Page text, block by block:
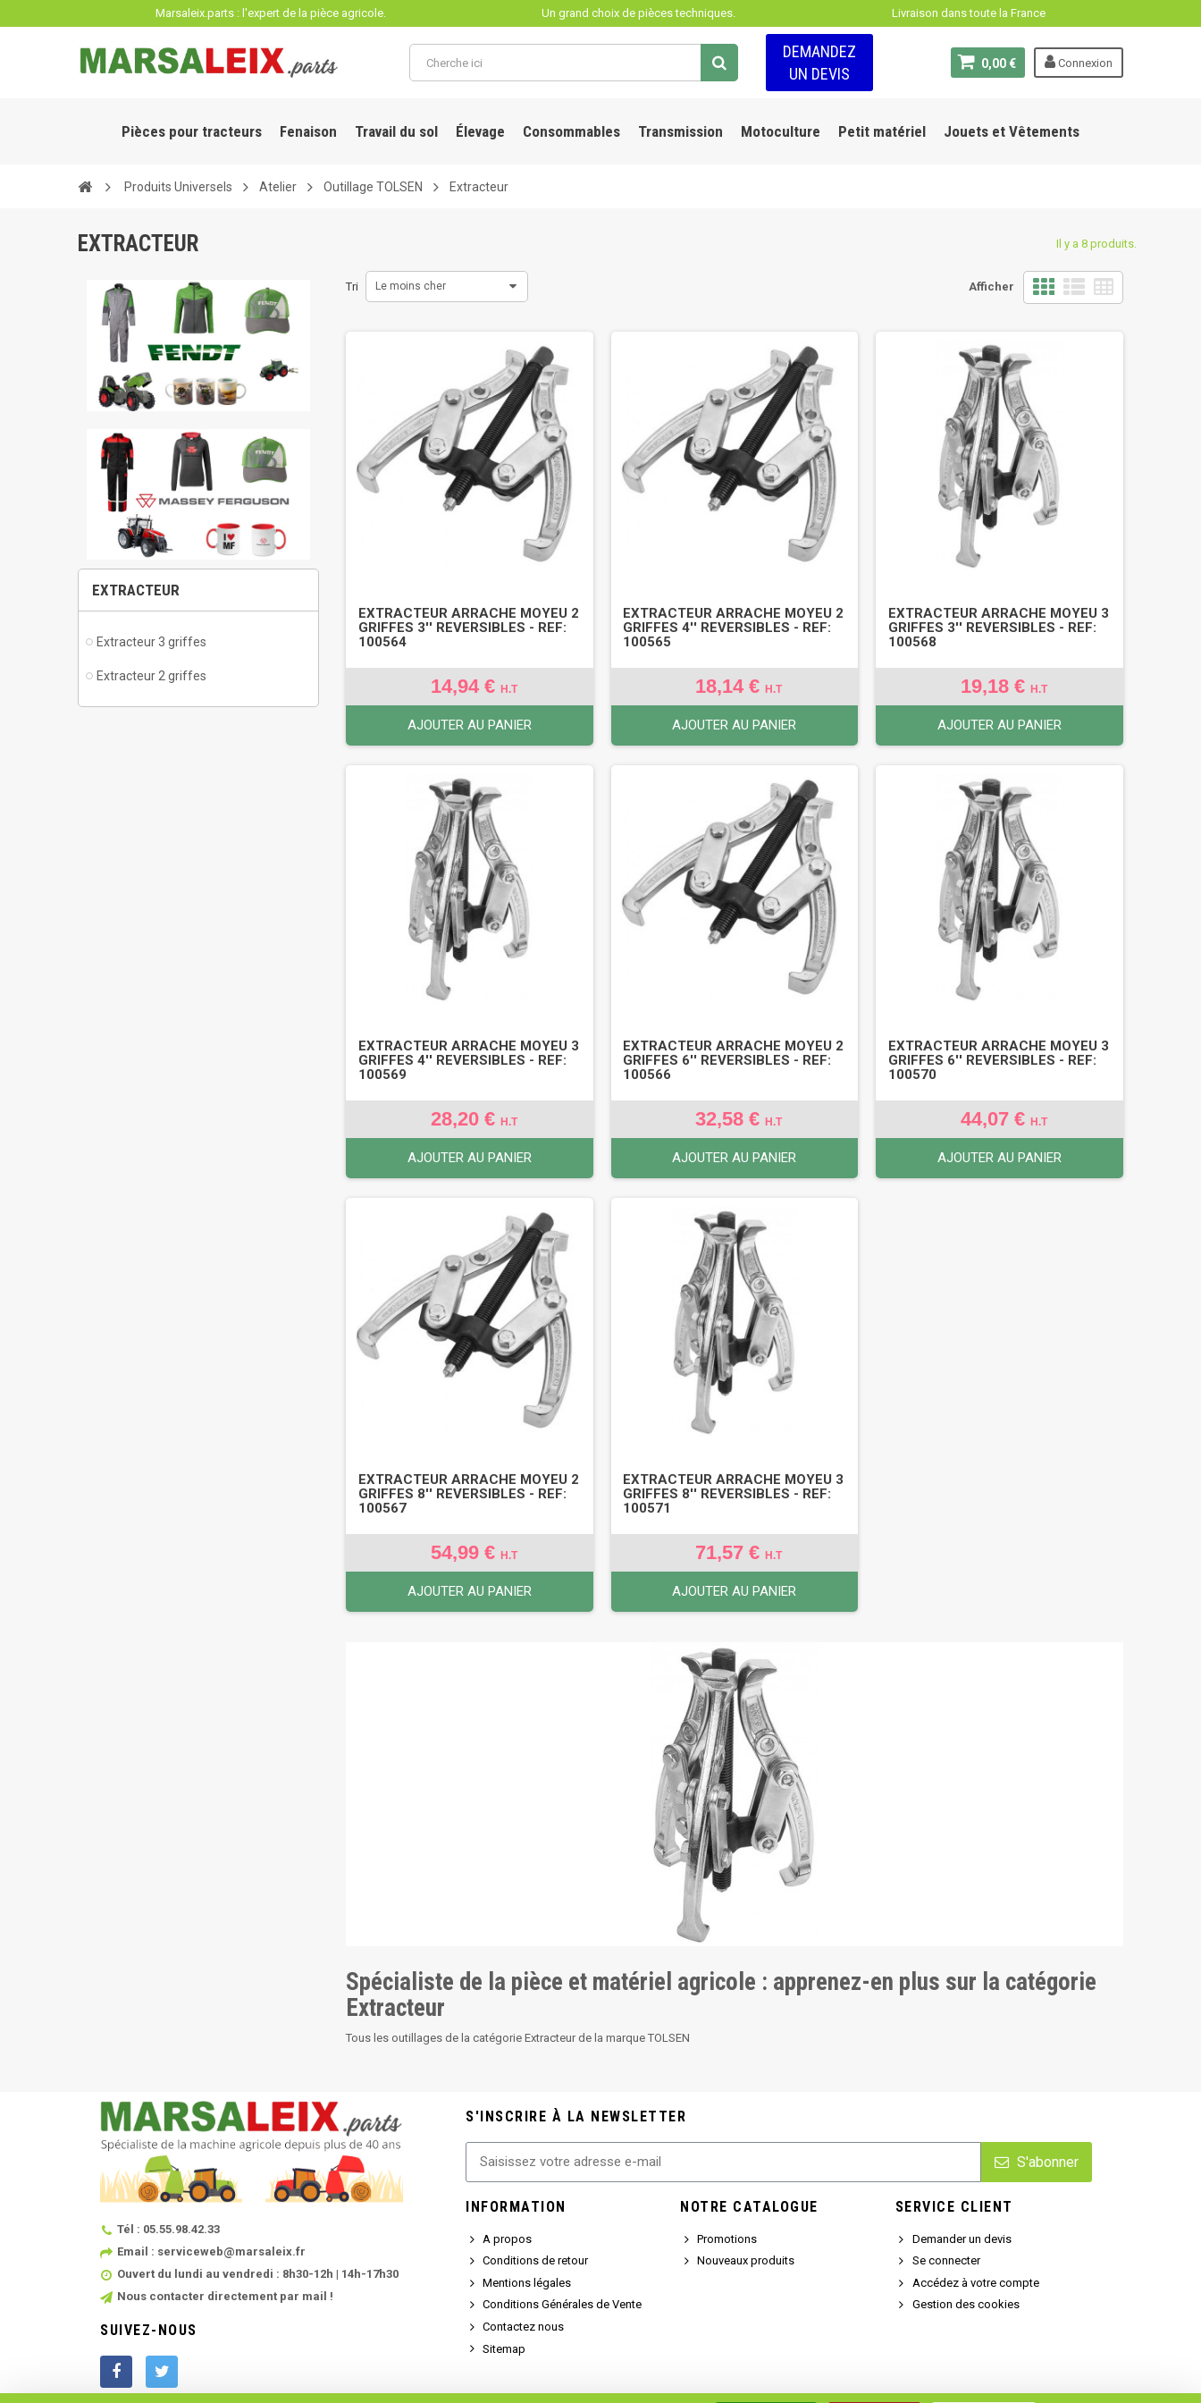
Marsaleix.parts : l'expert de la pièce agricole. Un grand choix de pièces techniques. Livraison dans toute la France
Connexion
0,00 €
DEMANDEZ
UN DEVIS
Pièces pour tracteurs Fenaison Travail du sol Élevage Consommables Transmission Motoculture Petit matériel Jouets et Vêtements
Produits Universels Atelier Outillage TOLSEN Extracteur
EXTRACTEUR Il y a 8 produits.
EXTRACTEUR
Extracteur 3 griffes
Extracteur 2 griffes
Afficher
Tri Le moins cher
EXTRACTEUR ARRACHE MOYEU 2
GRIFFES 3'' REVERSIBLES - REF:
100564
14,94 € H.T
AJOUTER AU PANIER
EXTRACTEUR ARRACHE MOYEU 2
GRIFFES 4'' REVERSIBLES - REF:
100565
18,14 €H.T
AJOUTER AU PANIER
EXTRACTEUR ARRACHE MOYEU 3
GRIFFES 3'' REVERSIBLES - REF:
100568
19,18 €H.T
AJOUTER AU PANIER
EXTRACTEUR ARRACHE MOYEU 3
GRIFFES 4'' REVERSIBLES - REF:
100569
28,20 € H.T
AJOUTER AU PANIER
EXTRACTEUR ARRACHE MOYEU 2
GRIFFES 6'' REVERSIBLES - REF:
100566
32,58 €H.T
AJOUTER AU PANIER
EXTRACTEUR ARRACHE MOYEU 3
GRIFFES 6'' REVERSIBLES - REF:
100570
44,07 €H.T
AJOUTER AU PANIER
EXTRACTEUR ARRACHE MOYEU 2
GRIFFES 8'' REVERSIBLES - REF:
100567
54,99 € H.T
AJOUTER AU PANIER
EXTRACTEUR ARRACHE MOYEU 3
GRIFFES 8'' REVERSIBLES - REF:
100571
71,57 €H.T
AJOUTER AU PANIER
Spécialiste de la pièce et matériel agricole : apprenez-en plus sur la catégorie
Extracteur
Tous les outillages de la catégorie Extracteur de la marque TOLSEN
Tél : 05.55.98.42.33
Email : serviceweb@marsaleix.fr
Ouvert du lundi au vendredi : 8h30-12h | 14h-17h30
Nous contacter directement par mail !
SUIVEZ-NOUS
S'INSCRIRE À LA NEWSLETTER
S'abonner
INFORMATION
A propos
Conditions de retour
Mentions légales
Conditions Générales de Vente
Contactez nous
Sitemap
NOTRE CATALOGUE
Promotions
Nouveaux produits
SERVICE CLIENT
Demander un devis
Se connecter
Accédez à votre compte
Gestion des cookies
Panneau de gestion des cookies